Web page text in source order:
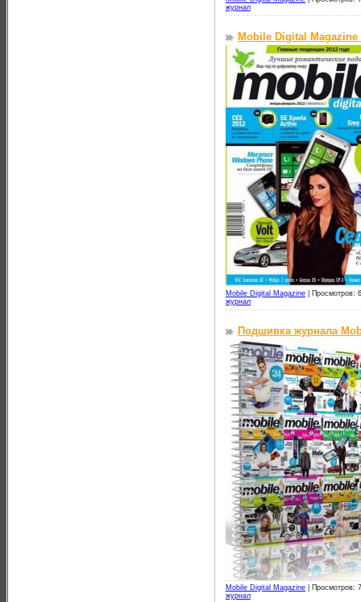
журнал
Mobile Digital
Mobile Digital Magazine
Просмотров:
журнал
Подшивка журнала
Mobile Digital Magazine
Просмотров:
журнал